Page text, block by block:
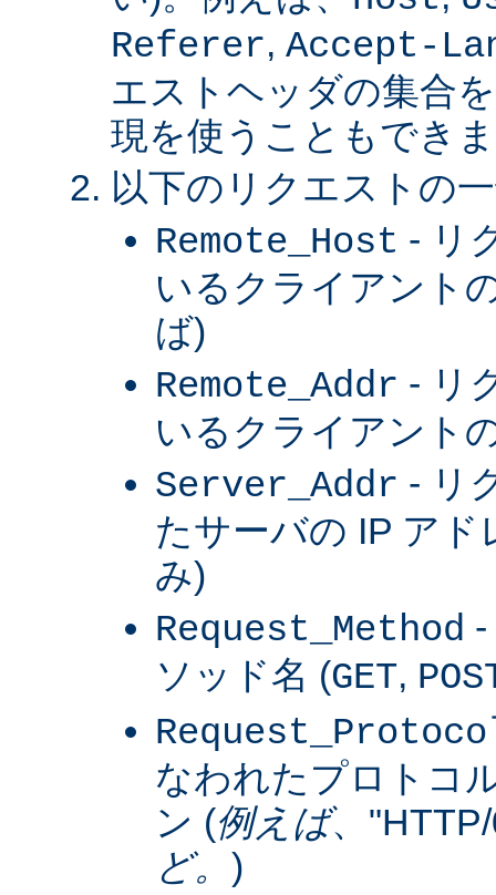
Referer, Accept-
エストヘッダの集合
現を使うこともでき
以下のリクエストの
Remote_Host - リ
いるクライアント
ば)
Remote_Addr - リ
いるクライアント
Server_Addr - リ
たサーバの IP アド
み)
Request_Method
ソッド名 (GET,
なわれたプロトコ
ン (例えば、
ど。 )